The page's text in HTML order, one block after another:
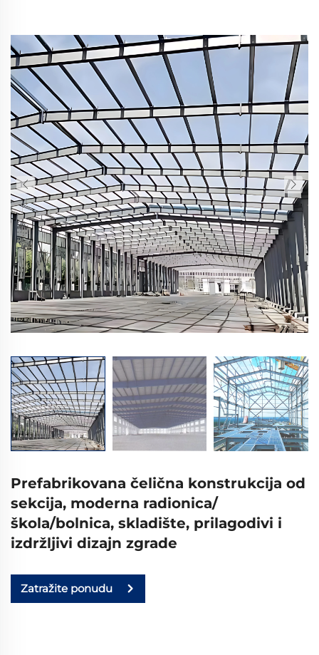
Prefabrikovana čelična konstrukcija od
sekcija, moderna radionica/
škola/bolnica, skladište, prilagodivi i
izdržljivi dizajn zgrade
Zatražite ponudu